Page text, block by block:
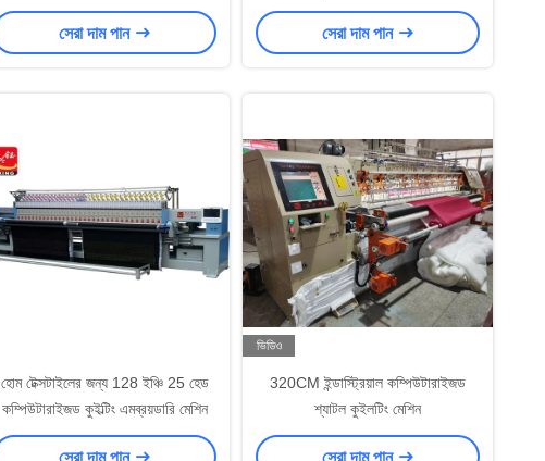
সেরা দাম পান সেরা দাম পান
হোম টেক্সটাইলের জন্য 128 ইঞ্চি 25 হেড
কম্পিউটারাইজড কুইল্টিং এমব্রয়ডারি মেশিন
সেরা দাম পান
ভিডিও
320CM ইন্ডাস্ট্রিয়াল কম্পিউটারাইজড
শ্যাটল কুইলটিং মেশিন
সেরা দাম পান